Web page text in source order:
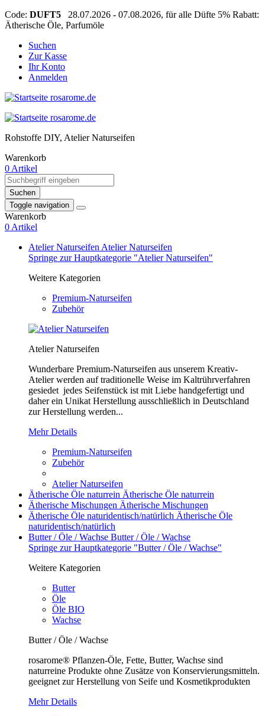
Code: DUFT5 28.07.2026 - 07.08.2026, für alle Düfte 5% Rabatt:
Ätherische Öle, Parfumöle
Suchen
Zur Kasse
Ihr Konto
Anmelden
Rohstoffe DIY, Atelier Naturseifen
Warenkorb
0 Artikel
Suchen
Toggle navigation
Warenkorb
0 Artikel
Atelier Naturseifen Atelier Naturseifen
Springe zur Hauptkategorie "Atelier Naturseifen"
Weitere Kategorien
Premium-Naturseifen
Zubehör
Atelier Naturseifen
Wunderbare Premium-Naturseifen aus unserem Kreativ-
Atelier werden auf traditionelle Weise im Kaltrührverfahren
gesiedet jedes Seifenstück ist mit Liebe handgefertigt und
daher ein Unikat Herstellung ausschließlich in Deutschland
zur Herstellung werden...
Mehr Details
Premium-Naturseifen
Zubehör
Atelier Naturseifen
Ätherische Öle naturrein Ätherische Öle naturrein
Ätherische Mischungen Ätherische Mischungen
Ätherische Öle naturidentisch/natürlich Ätherische Öle
naturidentisch/natürlich
Butter / Öle / Wachse Butter / Öle / Wachse
Springe zur Hauptkategorie "Butter / Öle / Wachse"
Weitere Kategorien
Butter
Öle
Öle BIO
Wachse
Butter / Öle / Wachse
rosarome® Pflanzen-Öle, Fette, Butter, Wachse sind
naturreine Produkte ohne Zusätze von Konservierungsmitteln.
geeignet zur Herstellung von Seife und Kosmetikprodukten
Mehr Details